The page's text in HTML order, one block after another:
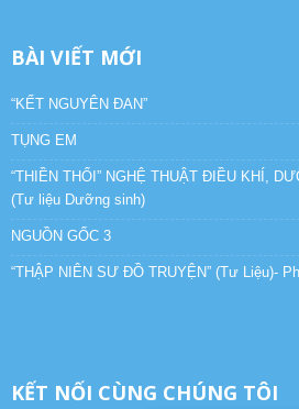
BÀI VIẾT MỚI
“KẾT NGUYÊN ĐAN”
TỤNG EM
“THIỀN THỔI” NGHỆ THUẬT ĐIỀU KHÍ,
(Tư liệu Dưỡng sinh)
NGUỒN GỐC 3
“THẬP NIÊN SƯ ĐỒ TRUYỆN” (Tư Liệu)-
KẾT NỐI CÙNG CHÚNG TÔI